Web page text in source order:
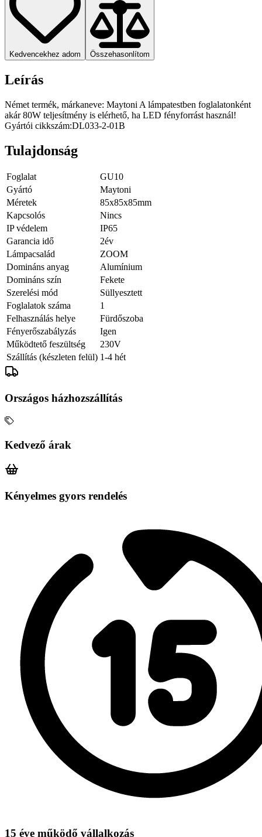
Kedvencekhez adom Összehasonlítom
Leírás
Német termék, márkaneve: Maytoni A lámpatestben foglalatonként
akár 80W teljesítmény is elérhető, ha LED fényforrást használ!
Gyártói cikkszám:DL033-2-01B
Tulajdonság
Foglalat
GU10
Gyártó
Maytoni
Méretek
85x85x85mm
Kapcsolós
Nincs
IP védelem
IP65
Garancia idő
2év
Lámpacsalád
ZOOM
Domináns anyag
Alumínium
Domináns szín
Fekete
Szerelési mód
Süllyesztett
Foglalatok száma
1
Felhasználás helye
Fürdőszoba
Fényerőszabályzás
Igen
Működtető feszültség
230V
Szállítás (készleten felül) 1-4 hét
Országos házhozszállítás
Kedvező árak
Kényelmes gyors rendelés
15 éve működő vállalkozás